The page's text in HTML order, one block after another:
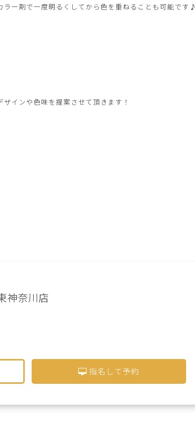
ー剤で一度明るくしてから色を重ねることも可能です♪
インや色味を提案させて頂きます！
神奈川店
指名して予約